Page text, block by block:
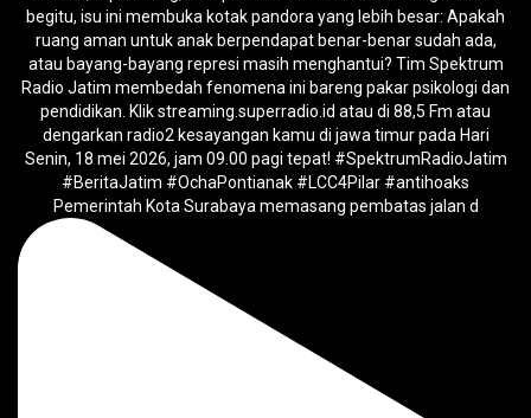
Pemerintah Kota Surabaya memasang pembatas jalan d